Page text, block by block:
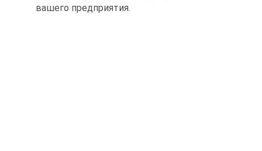
вашего предприятия.